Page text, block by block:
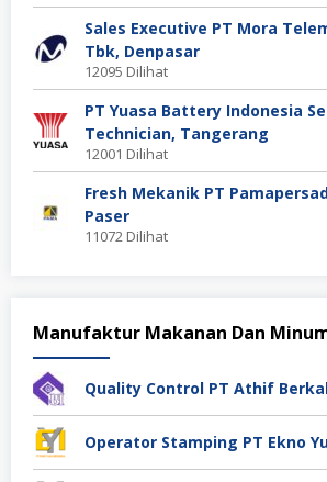
Sales Executive PT Mora
Tbk, Denpasar
12095 Dilihat
PT Yuasa Battery Indonesia
Technician, Tangerang
12001 Dilihat
Fresh Mekanik PT
Paser
11072 Dilihat
Manufaktur Makanan Dan